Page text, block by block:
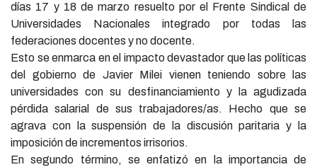
días 17 y 18 de marzo resuelto por el Frente Sindical de
Universidades Nacionales integrado por todas las
federaciones docentes y no docente.
Esto se enmarca en el impacto devastador que las políticas
del gobierno de Javier Milei vienen teniendo sobre las
universidades con su desfinanciamiento y la agudizada
pérdida salarial de sus trabajadores/as. Hecho que se
agrava con la suspensión de la discusión paritaria y la
imposición de incrementos irrisorios.
En segundo término, se enfatizó en la importancia de